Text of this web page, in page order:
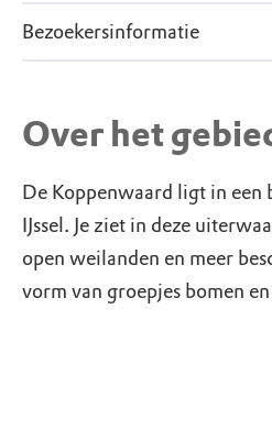
Bezoekersinformatie
Over het
De Koppenwaard ligt in een
IJssel. Je ziet in deze
open weilanden en meer
vorm van groepjes bomen